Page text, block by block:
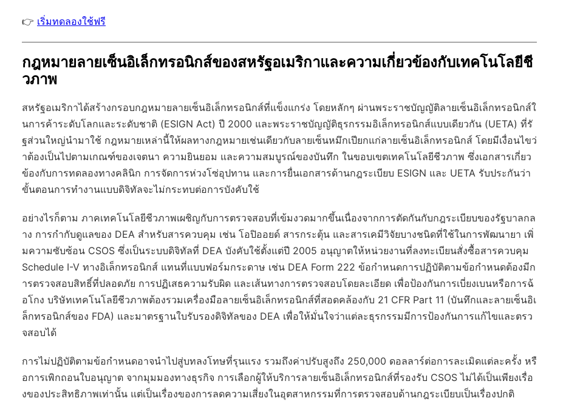
👉 เริ่มทดลองใช้ฟรี
กฎหมายลายเซ็นอิเล็กทรอนิกส์ของสหรัฐอเมริกาและความเกี่ยวข้องกับเทคโนโลยีชี
วภาพ
สหรัฐอเมริกาได้สร้างกรอบกฎหมายลายเซ็นอิเล็กทรอนิกส์ที่แข็งแกร่ง โดยหลักๆ ผ่านพระราชบัญญัติลายเซ็นอิเล็กทรอนิกส์ใ
นการค้าระดับโลกและระดับชาติ (ESIGN Act) ปี 2000 และพระราชบัญญัติธุรกรรมอิเล็กทรอนิกส์แบบเดียวกัน (UETA) ที่รั
ฐส่วนใหญ่นำมาใช้ กฎหมายเหล่านี้ให้ผลทางกฎหมายเช่นเดียวกับลายเซ็นหมึกเปียกแก่ลายเซ็นอิเล็กทรอนิกส์ โดยมีเงื่อนไขว่
าต้องเป็นไปตามเกณฑ์ของเจตนา ความยินยอม และความสมบูรณ์ของบันทึก ในขอบเขตเทคโนโลยีชีวภาพ ซึ่งเอกสารเกี่ยว
ข้องกับการทดลองทางคลินิก การจัดการห่วงโซ่อุปทาน และการยื่นเอกสารด้านกฎระเบียบ ESIGN และ UETA รับประกันว่า
ขั้นตอนการทำงานแบบดิจิทัลจะไม่กระทบต่อการบังคับใช้
อย่างไรก็ตาม ภาคเทคโนโลยีชีวภาพเผชิญกับการตรวจสอบที่เข้มงวดมากขึ้นเนื่องจากการตัดกันกับกฎระเบียบของรัฐบาลกล
าง การกำกับดูแลของ DEA สำหรับสารควบคุม เช่น โอปิออยด์ สารกระตุ้น และสารเคมีวิจัยบางชนิดที่ใช้ในการพัฒนายา เพิ่
มความซับซ้อน CSOS ซึ่งเป็นระบบดิจิทัลที่ DEA บังคับใช้ตั้งแต่ปี 2005 อนุญาตให้หน่วยงานที่ลงทะเบียนสั่งซื้อสารควบคุม
Schedule I-V ทางอิเล็กทรอนิกส์ แทนที่แบบฟอร์มกระดาษ เช่น DEA Form 222 ข้อกำหนดการปฏิบัติตามข้อกำหนดต้องมีก
ารตรวจสอบสิทธิ์ที่ปลอดภัย การปฏิเสธความรับผิด และเส้นทางการตรวจสอบโดยละเอียด เพื่อป้องกันการเบี่ยงเบนหรือการฉ้
อโกง บริษัทเทคโนโลยีชีวภาพต้องรวมเครื่องมือลายเซ็นอิเล็กทรอนิกส์ที่สอดคล้องกับ 21 CFR Part 11 (บันทึกและลายเซ็นอิเ
ล็กทรอนิกส์ของ FDA) และมาตรฐานใบรับรองดิจิทัลของ DEA เพื่อให้มั่นใจว่าแต่ละธุรกรรมมีการป้องกันการแก้ไขและตรว
จสอบได้
การไม่ปฏิบัติตามข้อกำหนดอาจนำไปสู่บทลงโทษที่รุนแรง รวมถึงค่าปรับสูงถึง 250,000 ดอลลาร์ต่อการละเมิดแต่ละครั้ง หรื
อการเพิกถอนใบอนุญาต จากมุมมองทางธุรกิจ การเลือกผู้ให้บริการลายเซ็นอิเล็กทรอนิกส์ที่รองรับ CSOS ไม่ได้เป็นเพียงเรื่อ
งของประสิทธิภาพเท่านั้น แต่เป็นเรื่องของการลดความเสี่ยงในอุตสาหกรรมที่การตรวจสอบด้านกฎระเบียบเป็นเรื่องปกติ